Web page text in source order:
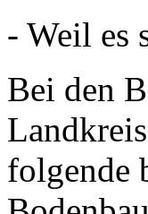
- Weil es
Bei den
folgende